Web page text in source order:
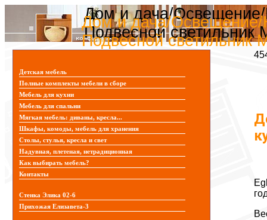
Дом и дача/Освещение/
Подвесной светильник
Дом и дача/Освещение/
Подвесной светильник
Детская мебель
Полные комплекты мебели в сборе
Мебель для кухни
Мебель для спальни
Мягкая мебель: диваны, кресла...
Шкафы, комоды, мебель для хранения
Столы, стулья, кресла и свет
Надувная, плетеная, нетрадиционная
Как выбирать мебель?
Контакты
Стенка Элика 02-6
Прихожая Елизавета-3